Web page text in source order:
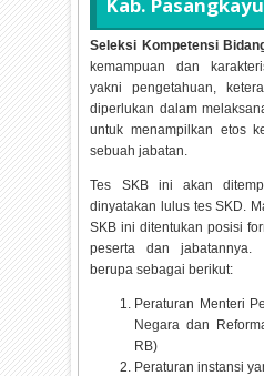
Kab. Pasangkayu
Seleksi Kompetensi
kemampuan dan
yakni pengetahuan,
diperlukan dalam
untuk menampilkan etos
sebuah jabatan.
Tes SKB ini akan
dinyatakan lulus tes SKD.
SKB ini ditentukan posisi
peserta dan jabatannya.
berupa sebagai berikut:
Peraturan Menteri
Negara dan
RB)
Peraturan instansi